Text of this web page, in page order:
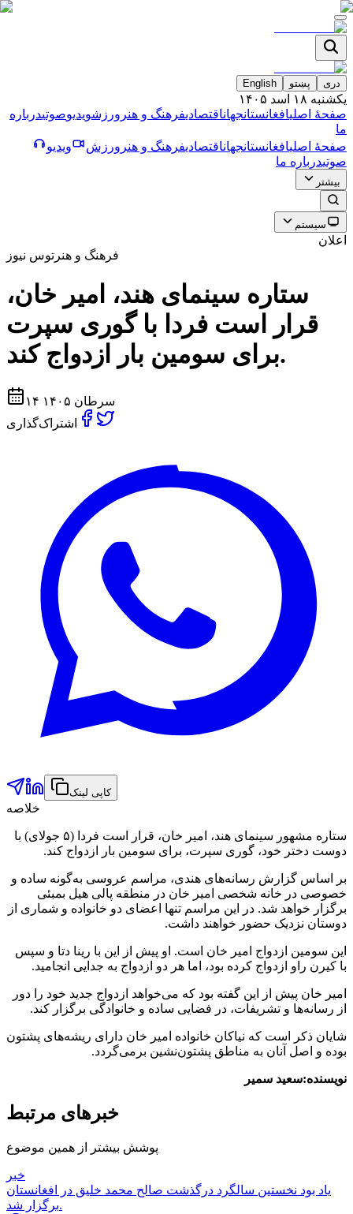
دری پښتو English
یکشنبه ۱۸ اسد ۱۴۰۵
صفحۀ اصلیافغانستانجهاناقتصادیفرهنگ و هنر ورزشویدیوصوتیدرباره
ما
صفحۀ اصلیافغانستانجهاناقتصادیفرهنگ و هنر ورزش
ویدیو
صوتیدرباره ما
بیشتر
سیستم
اعلان
فرهنگ و هنر توس نیوز
ستاره سینمای هند، امیر خان،
قرار است فردا با گوری سپرت
برای سومین بار ازدواج کند.
۱۴ سرطان ۱۴۰۵
اشتراک‌گذاری
کاپی لینک
خلاصه
ستاره مشهور سینمای هند، امیر خان، قرار است فردا (۵ جولای) با
دوست دختر خود، گوری سپرت، برای سومین بار ازدواج کند.
بر اساس گزارش رسانه‌های هندی، مراسم عروسی به‌گونه ساده و
خصوصی در خانه شخصی امیر خان در منطقه پالی هیل بمبئی
برگزار خواهد شد. در این مراسم تنها اعضای دو خانواده و شماری از
دوستان نزدیک حضور خواهند داشت.
این سومین ازدواج امیر خان است. او پیش از این با رینا دتا و سپس
با کیرن راو ازدواج کرده بود، اما هر دو ازدواج به جدایی انجامید.
امیر خان پیش از این گفته بود که می‌خواهد ازدواج جدید خود را دور
از رسانه‌ها و تشریفات، در فضایی ساده و خانوادگی برگزار کند.
شایان ذکر است که نیاکان خانواده امیر خان دارای ریشه‌های پشتون
بوده و اصل آنان به مناطق پشتون‌نشین برمی‌گردد.
نویسنده:سعید سمیر
خبرهای مرتبط
پوشش بیشتر از همین موضوع
خبر
ياد بود نخستين سالگرد درگذشت صالح محمد خليق در افغانستان
برگزار شد.